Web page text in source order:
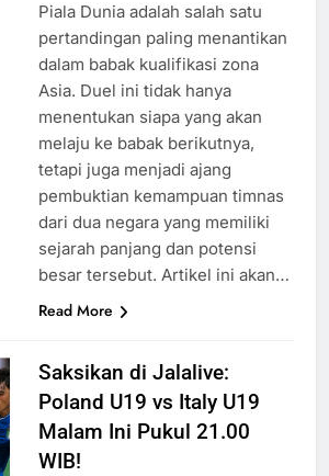
Piala Dunia adalah salah satu
pertandingan paling menantikan
dalam babak kualifikasi zona
Asia. Duel ini tidak hanya
menentukan siapa yang akan
melaju ke babak berikutnya,
tetapi juga menjadi ajang
pembuktian kemampuan timnas
dari dua negara yang memiliki
sejarah panjang dan potensi
besar tersebut. Artikel ini akan…
Read More
Saksikan di Jalalive:
Poland U19 vs Italy U19
Malam Ini Pukul 21.00
WIB!